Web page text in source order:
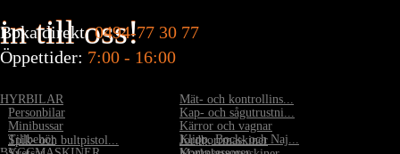
in till oss!
Boka direkt:0494-77 30 77
Öppettider: 7:00 - 16:00
HYRBILAR
Personbilar
Minibussar
Tillbehör
Mät- och kontrollins...
Kap- och sågutrustni...
Kärror och vagnar
Klipp, Bock- och Naj...
Spik- och bultpistol...
Jordborrmaskiner